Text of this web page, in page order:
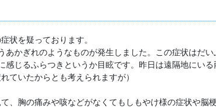
状を疑っております。
かぎれのようなものが発生しました。この症状はだ
じるふらつきというか目眩です。昨日は遠隔地に
ていたからとも考えられますが）
、胸の痛みや咳などがなくてもしもやけ様の症状や